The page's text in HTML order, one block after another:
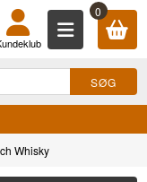
0
Whisky